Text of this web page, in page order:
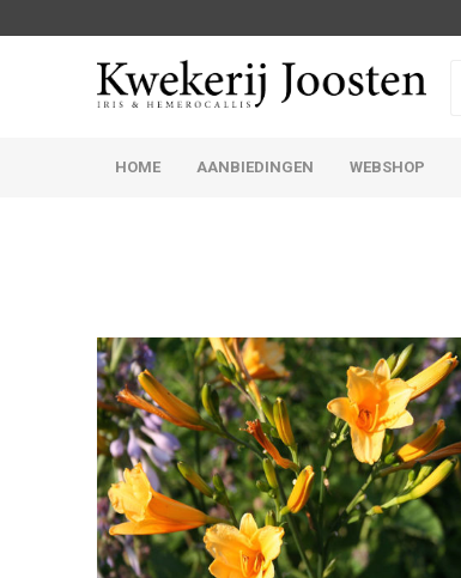
HOME AANBIEDINGEN WEBSHOP